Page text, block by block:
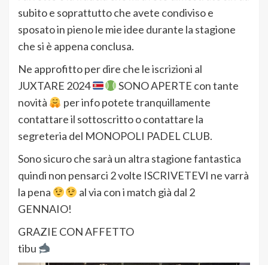
subito e soprattutto che avete condiviso e
sposato in pieno le mie idee durante la stagione
che si è appena conclusa.
Ne approfitto per dire che le iscrizioni al
JUXTARE 2024
SONO APERTE con tante
novità
per info potete tranquillamente
contattare il sottoscritto o contattare la
segreteria del MONOPOLI PADEL CLUB.
Sono sicuro che sarà un altra stagione fantastica
quindi non pensarci 2 volte ISCRIVETEVI ne varrà
la pena
al via con i match già dal 2
GENNAIO!
GRAZIE CON AFFETTO
tibu